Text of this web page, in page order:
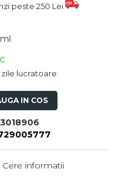
peste 250 Lei
zile lucratoare
IN COS
Cere informatii